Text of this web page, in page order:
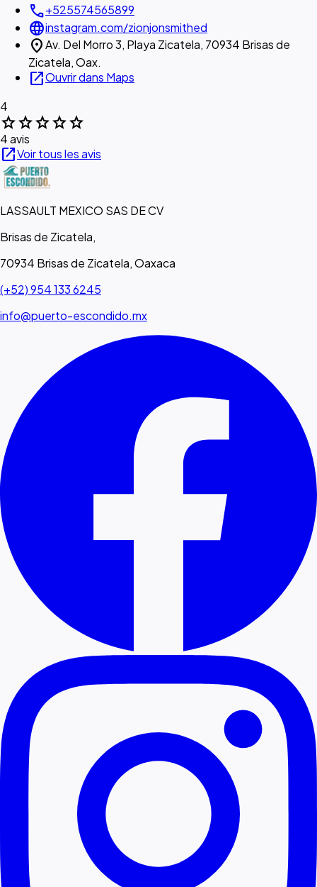
call+525574565899
languageinstagram.com/zionjonsmithed
location_onAv. Del Morro 3, Playa Zicatela, 70934 Brisas de
Zicatela, Oax.
open_in_newOuvrir dans Maps
4
starstarstarstarstar
4 avis
open_in_newVoir tous les avis
LASSAULT MEXICO SAS DE CV
Brisas de Zicatela,
70934 Brisas de Zicatela, Oaxaca
(+52) 954 133 6245
info@puerto-escondido.mx